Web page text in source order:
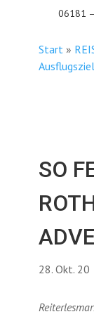
06181
Start»
SO
28. Okt. 20